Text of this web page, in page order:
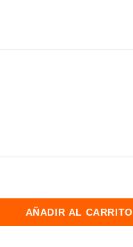
AÑADIR AL CARRITO